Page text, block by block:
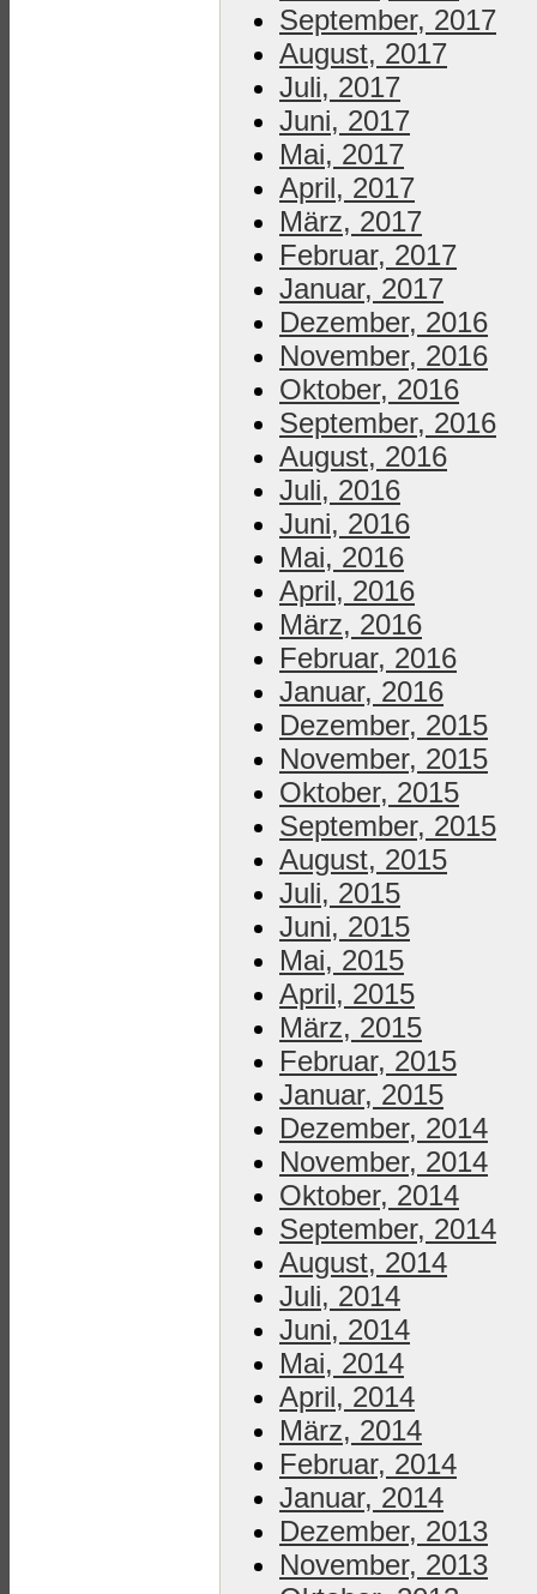
September, 2017
August, 2017
Juli, 2017
Juni, 2017
Mai, 2017
April, 2017
März, 2017
Februar, 2017
Januar, 2017
Dezember, 2016
November, 2016
Oktober, 2016
September, 2016
August, 2016
Juli, 2016
Juni, 2016
Mai, 2016
April, 2016
März, 2016
Februar, 2016
Januar, 2016
Dezember, 2015
November, 2015
Oktober, 2015
September, 2015
August, 2015
Juli, 2015
Juni, 2015
Mai, 2015
April, 2015
März, 2015
Februar, 2015
Januar, 2015
Dezember, 2014
November, 2014
Oktober, 2014
September, 2014
August, 2014
Juli, 2014
Juni, 2014
Mai, 2014
April, 2014
März, 2014
Februar, 2014
Januar, 2014
Dezember, 2013
November, 2013